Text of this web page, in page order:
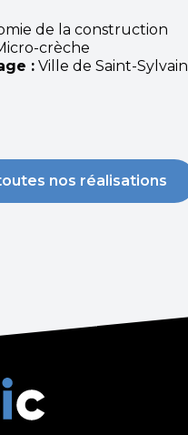
de la construction
crèche
: Ville de Saint-Sylvain
nos réalisations